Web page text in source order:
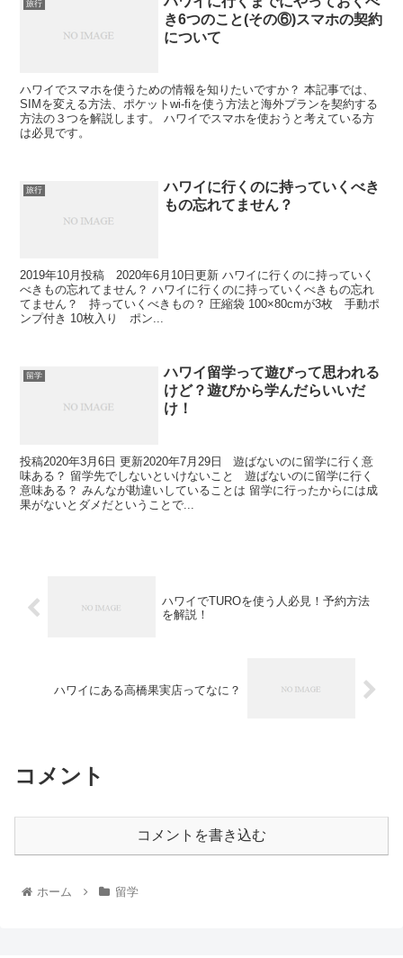
旅行
き6つのこと(その⑥)スマホの契約
について
ハワイでスマホを使うための情報を知りたいですか？ 本記事では、
SIMを変える方法、ポケットwi-fiを使う方法と海外プランを契約する
方法の３つを解説します。 ハワイでスマホを使おうと考えている方
は必見です。
旅行
ハワイに行くのに持っていくべき
もの忘れてません？
2019年10月投稿 2020年6月10日更新 ハワイに行くのに持っていく
べきもの忘れてません？ ハワイに行くのに持っていくべきもの忘れ
てません？ 持っていくべきもの？ 圧縮袋 100×80cmが3枚 手動ポ
ンプ付き 10枚入り ポン...
留学
ハワイ留学って遊びって思われる
けど？遊びから学んだらいいだ
け！
投稿2020年3月6日 更新2020年7月29日 遊ばないのに留学に行く意
味ある？ 留学先でしないといけないこと 遊ばないのに留学に行く
意味ある？ みんなが勘違いしていることは 留学に行ったからには成
果がないとダメだということで...
ハワイでTUROを使う人必見！予約方法
を解説！
ハワイにある高橋果実店ってなに？
コメント
コメントを書き込む
ホーム 留学